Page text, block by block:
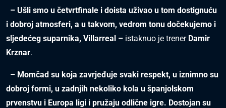
– Ušli smo u četvrtfinale i doista uživao u tom dostignuću
i dobroj atmosferi, a u takvom, vedrom tonu dočekujemo i
sljedećeg suparnika, Villarreal – istaknuo je trener Damir
Krznar.
– Momčad su koja zavrjeđuje svaki respekt, u iznimno su
dobroj formi, u zadnjih nekoliko kola u španjolskom
prvenstvu i Europa ligi i pružaju odlične igre. Dostojan su